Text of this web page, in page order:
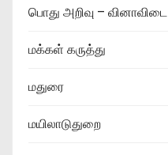
பொது அறிவு – வினாவிடை
மக்கள் கருத்து
மதுரை
மயிலாடுதுறை